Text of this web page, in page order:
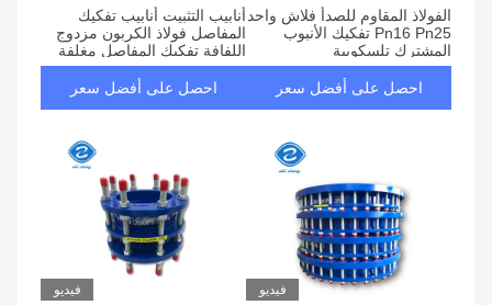
الفولاذ المقاوم للصدأ فلاش واحد
Pn16 Pn25 تفكيك الأنبوب
المشترك تلسكوبية
احصل على أفضل سعر
أنابيب التثبيت أنابيب تفكيك
المفاصل فولاذ الكربون مزدوج
اللفافة تفكيك المفاصل مغلفة
احصل على أفضل سعر
فيديو فيديو